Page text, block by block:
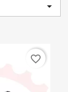

favorite_border